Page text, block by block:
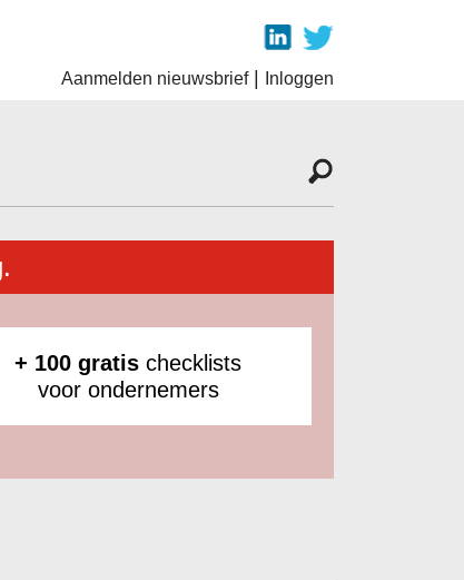
Aanmelden nieuwsbrief| Inloggen
+ 100 gratis checklists
voor ondernemers